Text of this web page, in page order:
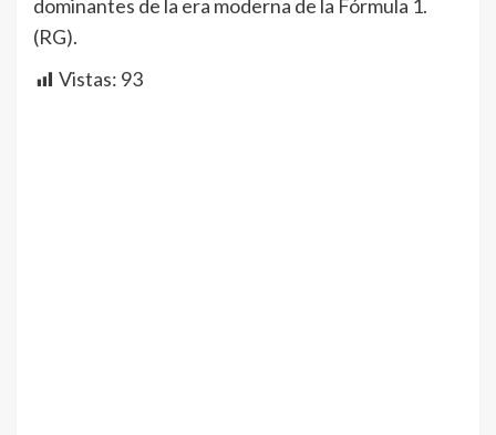
dominantes de la era moderna de la Fórmula 1.
(RG).
Vistas: 93